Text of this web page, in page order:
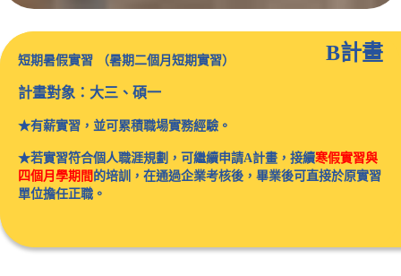
短期暑假實習 （暑期二個月短期實習）
計畫對象：大三、碩一
★有薪實習，並可累積職場實務經驗。
★若實習符合個人職涯規劃，可繼續申請A計畫， 接續寒假實習與
四個月學期間 的培訓，在通過企業考核後，畢業後可直接於原實習
單位擔任正職 。
B計畫